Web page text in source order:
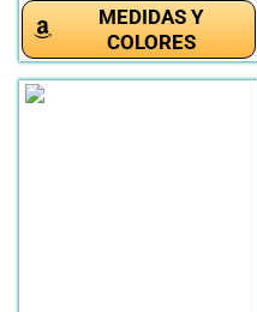
MEDIDAS Y
COLORES